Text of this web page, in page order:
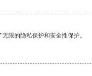
限的隐私保护和安全性保护。